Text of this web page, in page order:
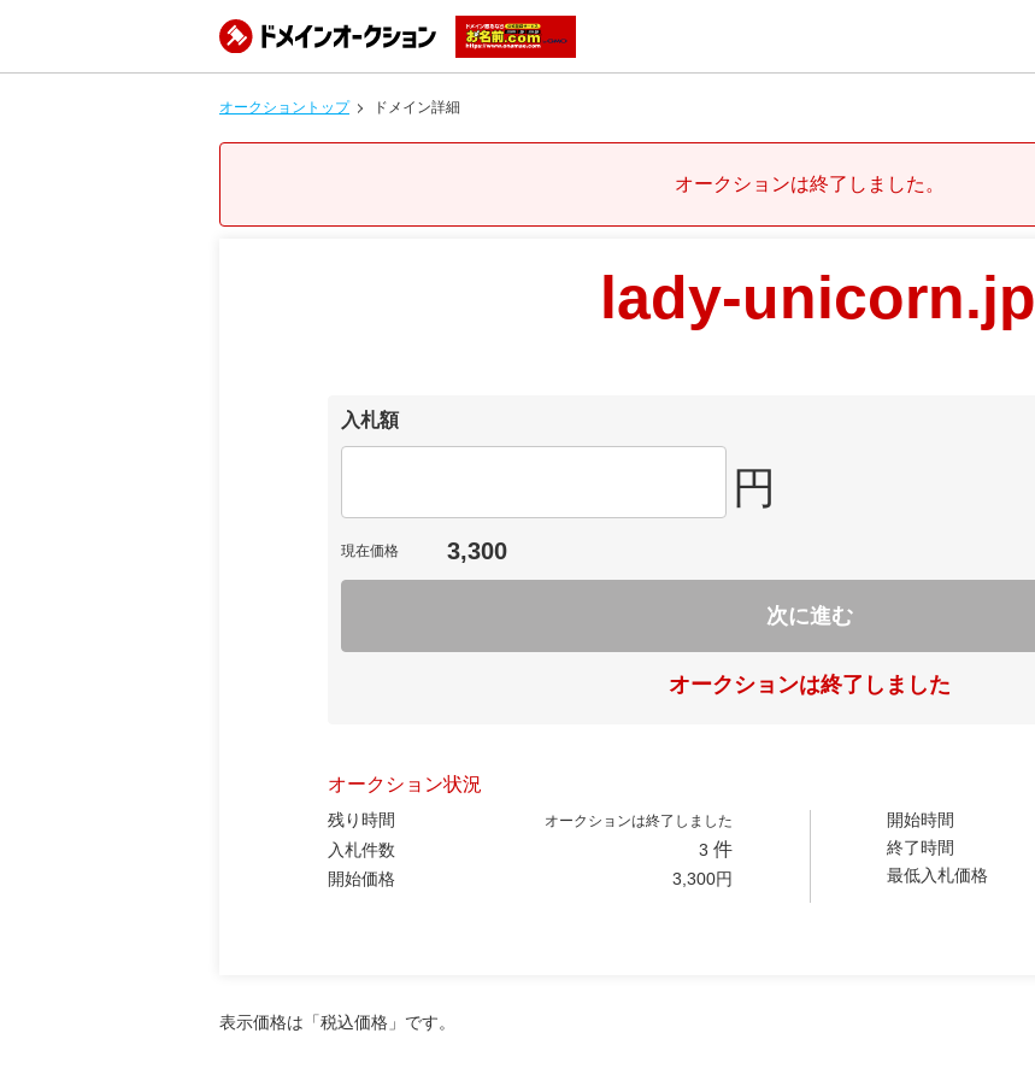
オークショントップ ドメイン詳細
オークションは終了しました。
lady-unicorn.jp
入札額
円
現在価格 3,300
次に進む
オークションは終了しました
オークション状況
残り時間 オークションは終了しました
入札件数 3 件
開始価格 3,300円
開始時間
終了時間
最低入札価格
表示価格は「税込価格」です。